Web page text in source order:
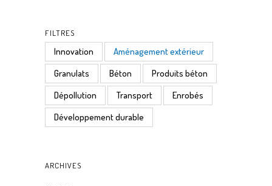
FILTRES
Innovation
Aménagement extérieur
Granulats
Béton
Produits béton
Dépollution
Transport
Enrobés
Développement durable
ARCHIVES